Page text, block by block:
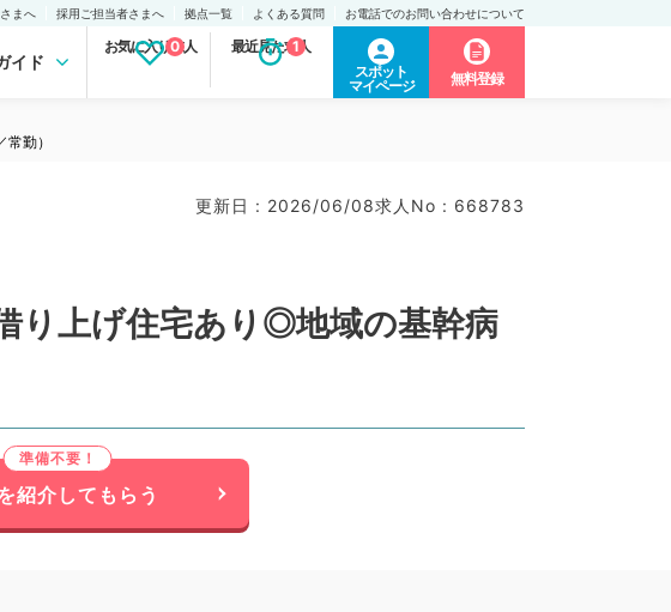
まへ 採用ご担当者さまへ 拠点一覧 よくある質問 お電話でのお問い合わせについて
イド
お気に入り求人
0 最近見た求人
1
スポット
マイページ
無料登録
勤）
更新日 : 2026/06/08求人No : 668783
り上げ住宅あり◎地域の基幹病
紹介してもらう